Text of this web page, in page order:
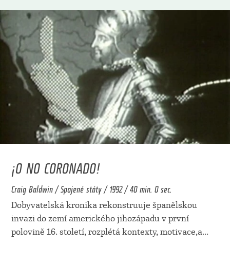
¡O NO CORONADO!
Craig Baldwin / Spojené státy / 1992 / 40 min. 0 sec.
Dobyvatelská kronika rekonstruuje španělskou
invazi do zemí amerického jihozápadu v první
polovině 16. století, rozplétá kontexty, motivace,a...